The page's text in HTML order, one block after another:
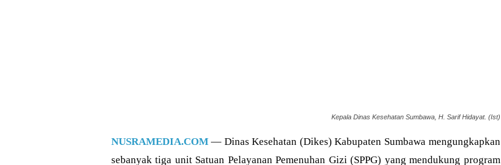
Kepala Dinas Kesehatan Sumbawa, H. Sarif Hidayat. (Ist)
NUSRAMEDIA.COM— Dinas Kesehatan (Dikes) Kabupaten Sumbawa mengungkapkan
sebanyak tiga unit Satuan Pelayanan Pemenuhan Gizi (SPPG) yang mendukung program